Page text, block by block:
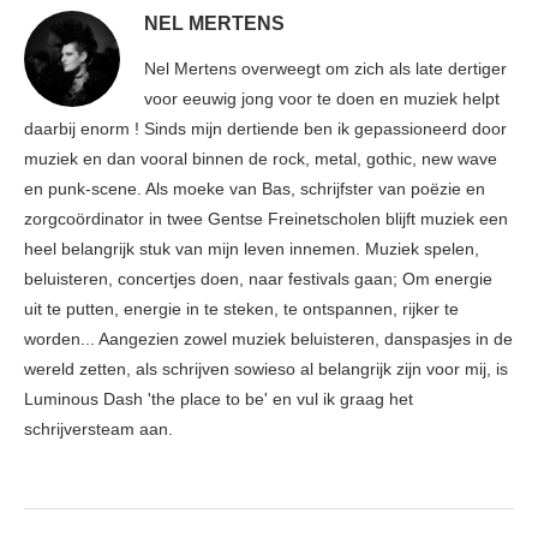
NEL MERTENS
Nel Mertens overweegt om zich als late dertiger
voor eeuwig jong voor te doen en muziek helpt
daarbij enorm ! Sinds mijn dertiende ben ik gepassioneerd door
muziek en dan vooral binnen de rock, metal, gothic, new wave
en punk-scene. Als moeke van Bas, schrijfster van poëzie en
zorgcoördinator in twee Gentse Freinetscholen blijft muziek een
heel belangrijk stuk van mijn leven innemen. Muziek spelen,
beluisteren, concertjes doen, naar festivals gaan; Om energie
uit te putten, energie in te steken, te ontspannen, rijker te
worden... Aangezien zowel muziek beluisteren, danspasjes in de
wereld zetten, als schrijven sowieso al belangrijk zijn voor mij, is
Luminous Dash 'the place to be' en vul ik graag het
schrijversteam aan.